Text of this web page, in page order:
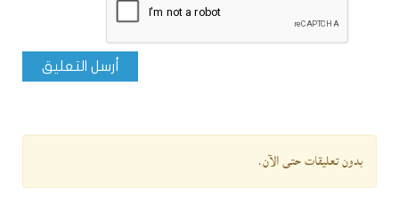
أرسل التعليق
بدون تعليقات حتى الآن.